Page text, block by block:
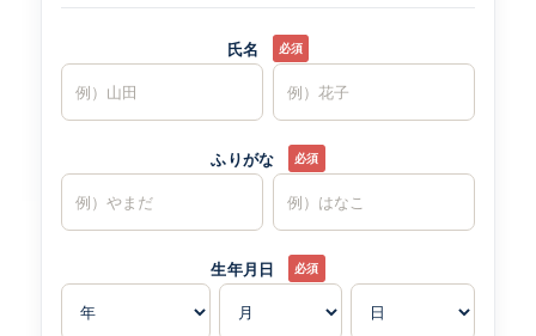
氏名 必須
姓 名
ふりがな 必須
せい めい
生年月日 必須
年 月 日